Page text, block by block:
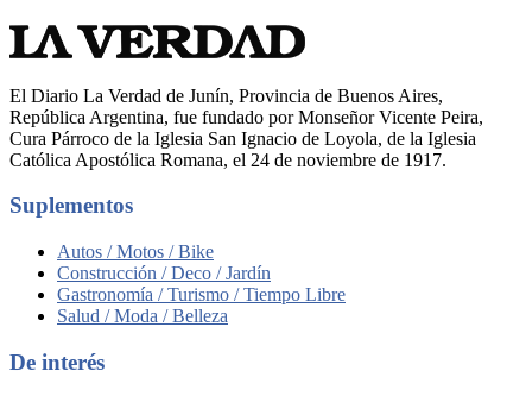
El Diario La Verdad de Junín, Provincia de Buenos Aires,
República Argentina, fue fundado por Monseñor Vicente Peira,
Cura Párroco de la Iglesia San Ignacio de Loyola, de la Iglesia
Católica Apostólica Romana, el 24 de noviembre de 1917.
Suplementos
Autos / Motos / Bike
Construcción / Deco / Jardín
Gastronomía / Turismo / Tiempo Libre
Salud / Moda / Belleza
De interés